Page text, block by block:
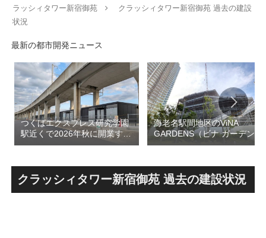
ラッシィタワー新宿御苑
クラッシィタワー新宿御苑 過去の建設
状況
最新の都市開発ニュース
つくばエクスプレス研究学園
駅近くで2026年秋に開業する
高架下商業施設「寿横
跡地の開発計画や商業ビル建
設進行などにより駅前商業地
が形成へ！！
海老名駅間地区のViNA
GARDENS（ビナ ガーデン
ズ）で建設中の「（仮称）フ
テル温浴棟」2026年夏時点建
設状況！！天然温泉のほか子
育て・ペット関連の複合施設
クラッシィタワー新宿御苑 過去の建設状況